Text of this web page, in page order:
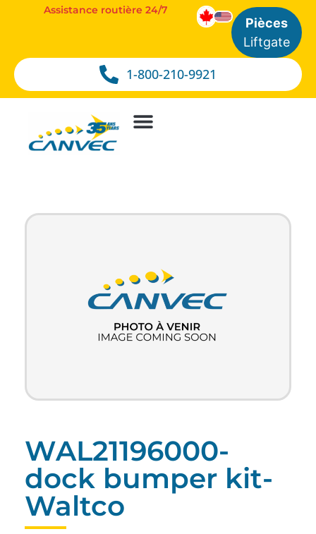
1-800-210-9921
Assistance routière 24/7
Pièces
Liftgate
WAL21196000-
dock bumper kit-
Waltco